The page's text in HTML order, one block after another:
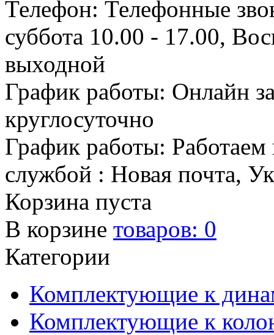
Телефон: Телефонные
суббота 10.00 - 17.00,
выходной
График работы: Онлайн
круглосуточно
График работы: Работаем
службой : Новая почта,
Корзина пуста
В корзине товаров: 0
Категории
Комплектующие к
Комплектующие к